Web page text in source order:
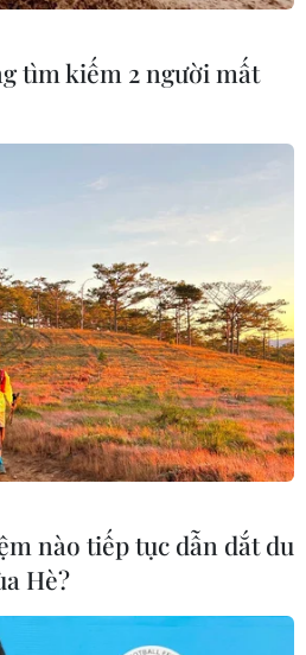
tìm kiếm 2 người mất
nào tiếp tục dẫn dắt du
Hè?